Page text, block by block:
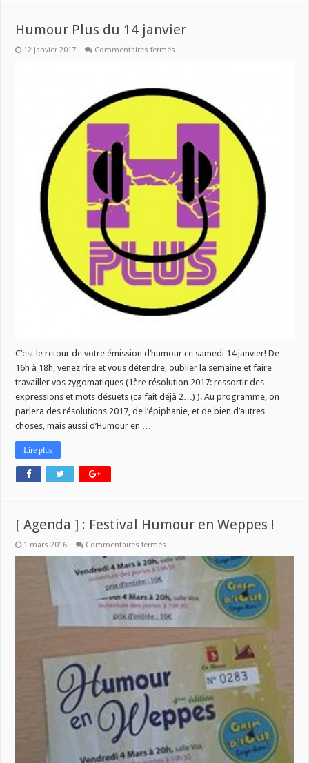
Humour Plus du 14 janvier
12 janvier 2017 Commentaires fermés
janvier
C’est le retour de votre émission d’humour ce samedi 14 janvier! De
16h à 18h, venez rire et vous détendre, oublier la semaine et faire
travailler vos zygomatiques (1ère résolution 2017: ressortir des
expressions et mots désuets (ca fait déjà 2…) ). Au programme, on
parlera des résolutions 2017, de l’épiphanie, et de bien d’autres
choses, mais aussi d’Humour en …
Lire plus
[ Agenda ] : Festival Humour en Weppes !
1 mars 2016 Commentaires fermés
Agenda
]
Festival
Humour
en
Weppes
!